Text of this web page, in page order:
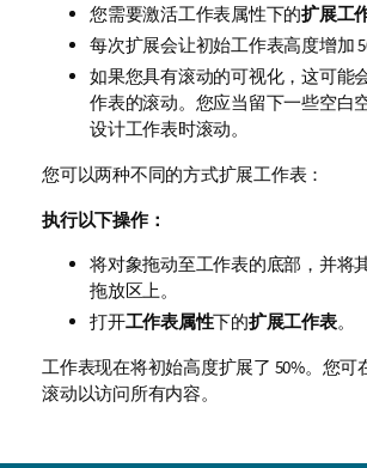
您需要激活工作表属性下的扩展工
每次扩展会让初始工作表高度增加
如果您具有滚动的可视化，这可能
作表的滚动。您应当留下一些空白
设计工作表时滚动。
您可以两种不同的方式扩展工作表：
执行以下操作：
将对象拖动至工作表的底部，并将
拖放区上。
打开工作表属性下的扩展工作表。
工作表现在将初始高度扩展了 50%。您可
滚动以访问所有内容。